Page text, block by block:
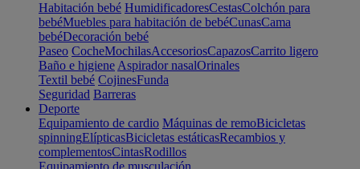
Habitación bebé HumidificadoresCestasColchón para
bebéMuebles para habitación de bebéCunasCama
bebéDecoración bebé
Paseo CocheMochilasAccesoriosCapazosCarrito ligero
Baño e higiene Aspirador nasalOrinales
Textil bebé CojinesFunda
Seguridad Barreras
Deporte
Equipamiento de cardio Máquinas de remoBicicletas
spinningElípticasBicicletas estáticasRecambios y
complementosCintasRodillos
Equipamiento de musculación